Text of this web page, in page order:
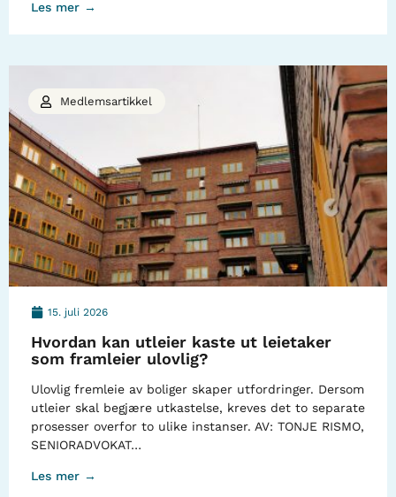
Les mer →
15. juli 2026
Hvordan kan utleier kaste ut leietaker
som framleier ulovlig?
Ulovlig fremleie av boliger skaper utfordringer. Dersom
utleier skal begjære utkastelse, kreves det to separate
prosesser overfor to ulike instanser. AV: TONJE RISMO,
SENIORADVOKAT…
Les mer →
Medlemsartikkel